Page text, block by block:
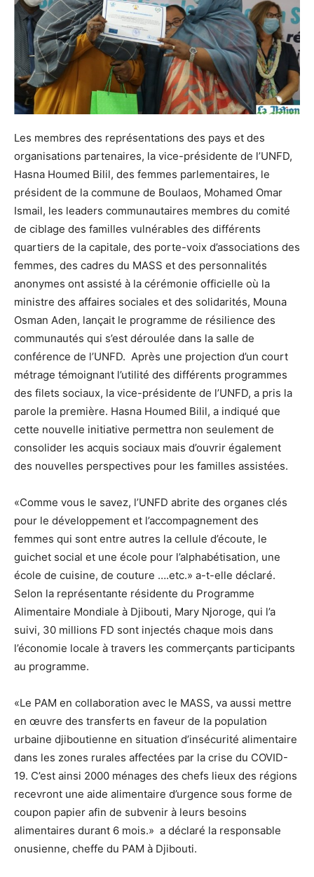
Les membres des représentations des pays et des
organisations partenaires, la vice-présidente de l’UNFD,
Hasna Houmed Bilil, des femmes parlementaires, le
président de la commune de Boulaos, Mohamed Omar
Ismail, les leaders communautaires membres du comité
de ciblage des familles vulnérables des différents
quartiers de la capitale, des porte-voix d’associations des
femmes, des cadres du MASS et des personnalités
anonymes ont assisté à la cérémonie officielle où la
ministre des affaires sociales et des solidarités, Mouna
Osman Aden, lançait le programme de résilience des
communautés qui s’est déroulée dans la salle de
conférence de l’UNFD. Après une projection d’un court
métrage témoignant l’utilité des différents programmes
des filets sociaux, la vice-présidente de l’UNFD, a pris la
parole la première. Hasna Houmed Bilil, a indiqué que
cette nouvelle initiative permettra non seulement de
consolider les acquis sociaux mais d’ouvrir également
des nouvelles perspectives pour les familles assistées.
«Comme vous le savez, l’UNFD abrite des organes clés
pour le développement et l’accompagnement des
femmes qui sont entre autres la cellule d’écoute, le
guichet social et une école pour l’alphabétisation, une
école de cuisine, de couture ….etc.» a-t-elle déclaré.
Selon la représentante résidente du Programme
Alimentaire Mondiale à Djibouti, Mary Njoroge, qui l’a
suivi, 30 millions FD sont injectés chaque mois dans
l’économie locale à travers les commerçants participants
au programme.
«Le PAM en collaboration avec le MASS, va aussi mettre
en œuvre des transferts en faveur de la population
urbaine djiboutienne en situation d’insécurité alimentaire
dans les zones rurales affectées par la crise du COVID-
19. C’est ainsi 2000 ménages des chefs lieux des régions
recevront une aide alimentaire d’urgence sous forme de
coupon papier afin de subvenir à leurs besoins
alimentaires durant 6 mois.» a déclaré la responsable
onusienne, cheffe du PAM à Djibouti.